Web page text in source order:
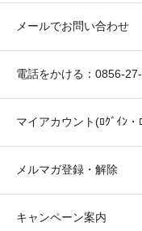
メールでお問い合わせ
電話をかける：0856-
マイアカウント(ﾛｸﾞｲﾝ
メルマガ登録・解除
キャンペーン案内